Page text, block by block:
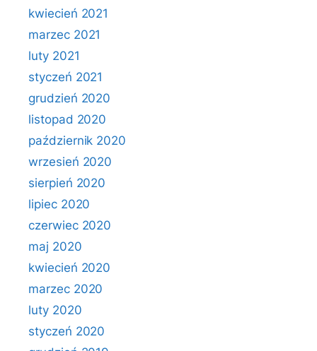
kwiecień 2021
marzec 2021
luty 2021
styczeń 2021
grudzień 2020
listopad 2020
październik 2020
wrzesień 2020
sierpień 2020
lipiec 2020
czerwiec 2020
maj 2020
kwiecień 2020
marzec 2020
luty 2020
styczeń 2020